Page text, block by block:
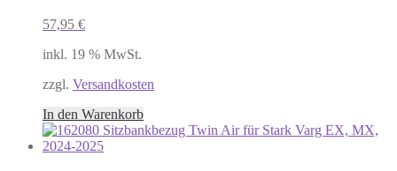
57,95 €
inkl. 19 % MwSt.
zzgl. Versandkosten
In den Warenkorb